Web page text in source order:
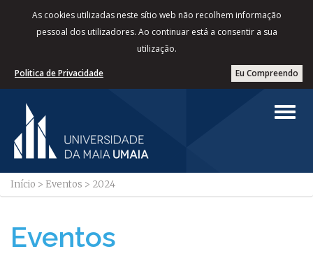
As cookies utilizadas neste sítio web não recolhem informação
pessoal dos utilizadores. Ao continuar está a consentir a sua
utilização.
Eu Compreendo
Politica de Privacidade
Início > Eventos > 2024
Eventos